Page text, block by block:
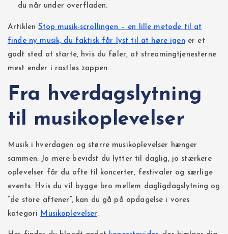
du når under overfladen.
ArtiklenStop musik-scrollingen – en lille metode til at
finde ny musik, du faktisk får lyst til at høre igen er et
godt sted at starte, hvis du føler, at streamingtjenesterne
mest ender i rastløs zappen.
Fra hverdagslytning
til musikoplevelser
Musik i hverdagen og større musikoplevelser hænger
sammen. Jo mere bevidst du lytter til daglig, jo stærkere
oplevelser får du ofte til koncerter, festivaler og særlige
events. Hvis du vil bygge bro mellem dagligdagslytning og
“de store aftener”, kan du gå på opdagelse i vores
kategori Musikoplevelser.